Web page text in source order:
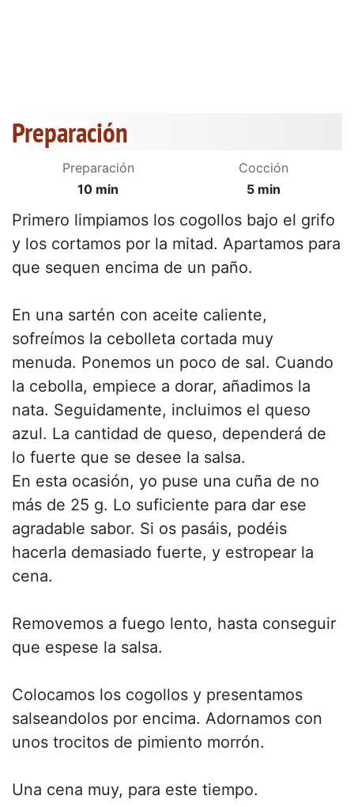
Preparación
Preparación
10 min
Cocción
5 min
Primero limpiamos los cogollos bajo el grifo
y los cortamos por la mitad. Apartamos para
que sequen encima de un paño.
En una sartén con aceite caliente,
sofreímos la cebolleta cortada muy
menuda. Ponemos un poco de sal. Cuando
la cebolla, empiece a dorar, añadimos la
nata. Seguidamente, incluimos el queso
azul. La cantidad de queso, dependerá de
lo fuerte que se desee la salsa.
En esta ocasión, yo puse una cuña de no
más de 25 g. Lo suficiente para dar ese
agradable sabor. Si os pasáis, podéis
hacerla demasiado fuerte, y estropear la
cena.
Removemos a fuego lento, hasta conseguir
que espese la salsa.
Colocamos los cogollos y presentamos
salseandolos por encima. Adornamos con
unos trocitos de pimiento morrón.
Una cena muy, para este tiempo.